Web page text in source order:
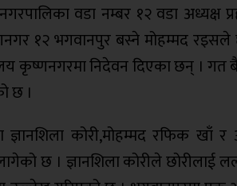
वडा नम्बर १२ वडा अध्यक्ष
१२ भगवानपुर बस्ने मोहम्मद रइसले
कृष्णनगरमा निदेवन दिएका छन् ।
छ ।
कोरी,मोहम्मद रफिक खाँ र
छ । ज्ञानशिला कोरीले